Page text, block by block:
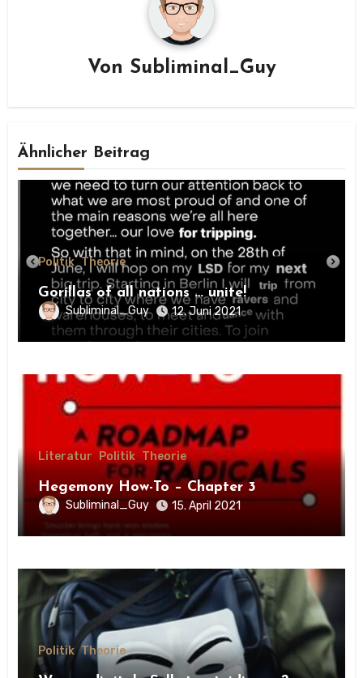
Von Subliminal_Guy
Ähnlicher Beitrag
Politik Theorie
Gorillas of all nations … unite!
Subliminal_Guy 12. Juni 2021
Literatur Politik Theorie
Hegemony How-To – Chapter 3
Subliminal_Guy 15. April 2021
Politik Theorie